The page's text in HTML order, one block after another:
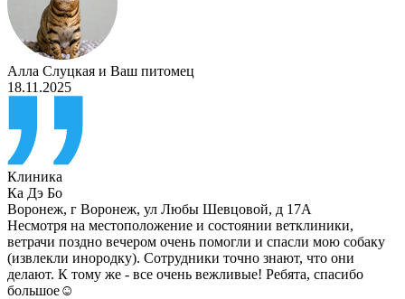
Алла Слуцкая и Ваш питомец
18.11.2025
Клиника
Ка Дэ Бо
Воронеж, г Воронеж, ул Любы Шевцовой, д 17А
Несмотря на местоположение и состоянии ветклиники,
ветрачи поздно вечером очень помогли и спасли мою собаку
(извлекли инородку). Сотрудники точно знают, что они
делают. К тому же - все очень вежливые! Ребята, спасибо
большое☺️